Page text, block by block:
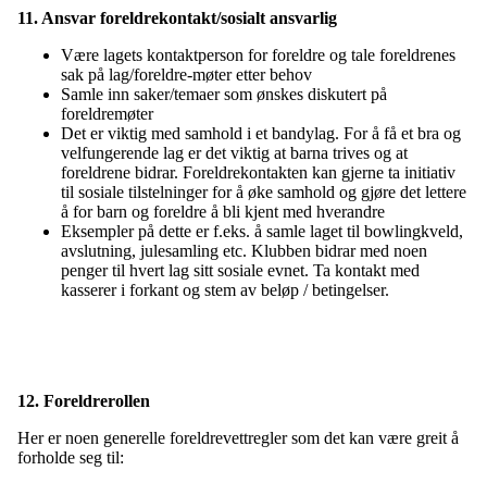
11. Ansvar foreldrekontakt/sosialt ansvarlig
Være lagets kontaktperson for foreldre og tale foreldrenes
sak på lag/foreldre-møter etter behov
Samle inn saker/temaer som ønskes diskutert på
foreldremøter
Det er viktig med samhold i et bandylag. For å få et bra og
velfungerende lag er det viktig at barna trives og at
foreldrene bidrar. Foreldrekontakten kan gjerne ta initiativ
til sosiale tilstelninger for å øke samhold og gjøre det lettere
å for barn og foreldre å bli kjent med hverandre
Eksempler på dette er f.eks. å samle laget til bowlingkveld,
avslutning, julesamling etc. Klubben bidrar med noen
penger til hvert lag sitt sosiale evnet. Ta kontakt med
kasserer i forkant og stem av beløp / betingelser.
12. Foreldrerollen
Her er noen generelle foreldrevettregler som det kan være greit å
forholde seg til: